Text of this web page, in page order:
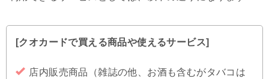
[クオカードで買える商品や使えるサービス]
店内販売商品（雑誌の他、お酒も含むがタバコは